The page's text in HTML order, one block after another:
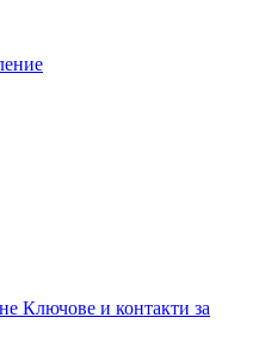
Ключове и контакти за